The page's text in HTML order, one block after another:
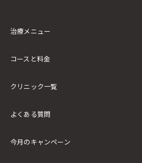
治療メニュー
コースと料金
クリニック一覧
よくある質問
今月のキャンペーン